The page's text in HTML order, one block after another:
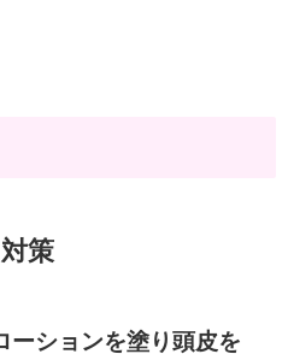
策
ーションを塗り頭皮を